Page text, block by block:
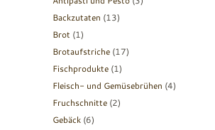
Backzutaten (13)
Brot (1)
Brotaufstriche (17)
Fischprodukte (1)
Fleisch- und Gemüsebrühen (4)
Fruchschnitte (2)
Gebäck (6)